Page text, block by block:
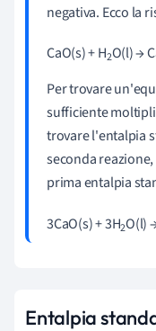
negativa. Ecco la
CaO(s) + H2O(l) →
Per trovare
sufficiente
trovare l'entalpia
seconda
prima entalpia
3CaO(s) + 3H2O(l)
Entalpia